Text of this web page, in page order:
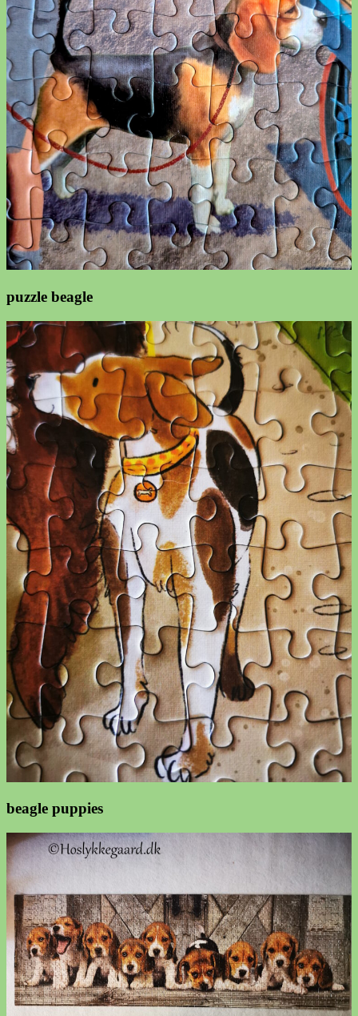
puzzle beagle
beagle puppies